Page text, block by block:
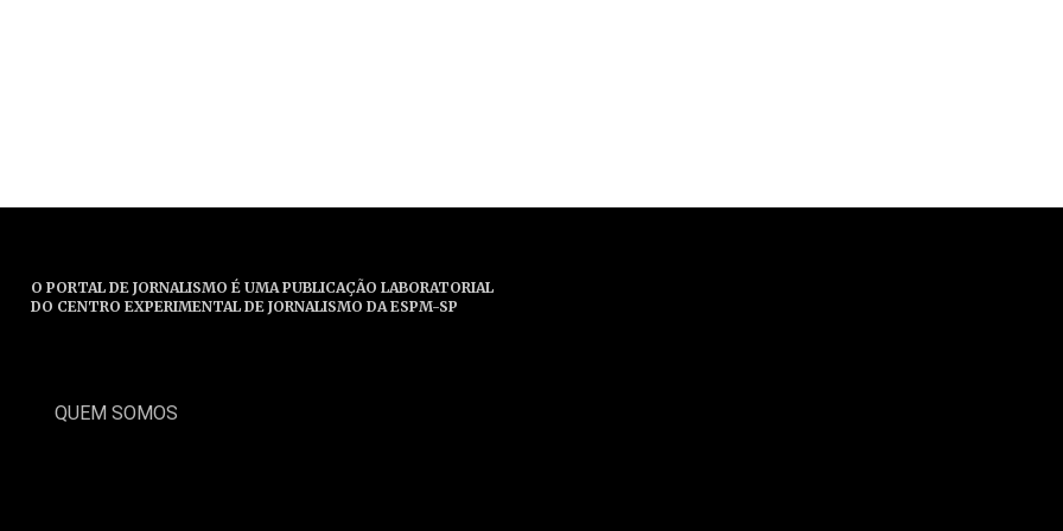
O PORTAL DE JORNALISMO É UMA PUBLICAÇÃO LABORATORIAL
DO CENTRO EXPERIMENTAL DE JORNALISMO DA ESPM-SP
QUEM SOMOS